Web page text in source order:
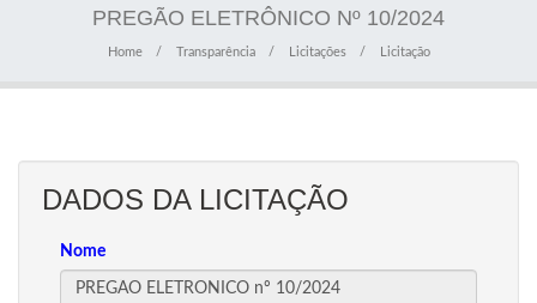
PREGÃO ELETRÔNICO Nº 10/2024
Home Transparência Licitações Licitação
DADOS DA LICITAÇÃO
Nome